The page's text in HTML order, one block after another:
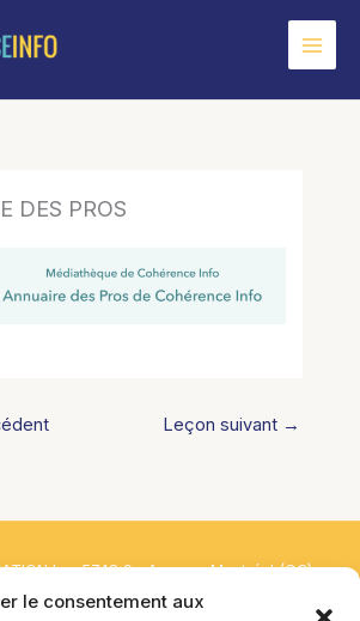
le consentement aux
DES PROS
Leçon suivant →
Inc. 5748 9e Avenue, Montréal (QC)
H1Y 2J9 Canada